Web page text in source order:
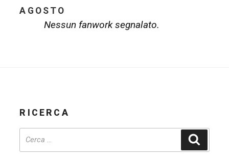
AGOSTO
Nessun fanwork segnalato.
RICERCA